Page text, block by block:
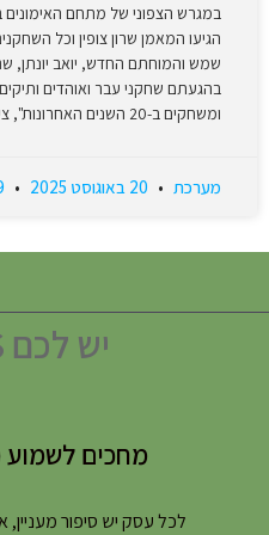
במגרש הצפוני של מתחם האימונים
הגיעו המאמן שרון צופין וכל
שמש והמוחתם החדש, יואב יונתן,
בהגעתם שחקני עבר ואוהדים
ומשחקים ב-20 השנים האחרונות", ציין האוהד שגיא משה.
מערכת
יש לכם NEWS?
מחכים
לכל עסק יש סיפור